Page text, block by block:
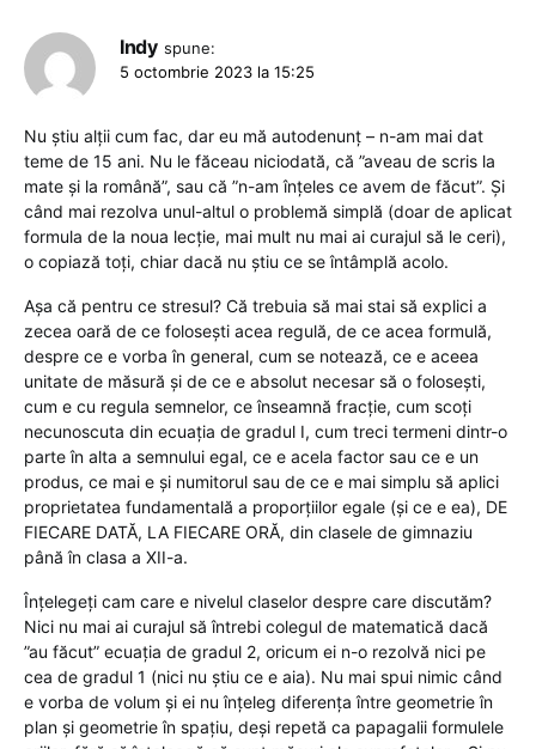
Indy spune:
5 octombrie 2023 la 15:25
Nu știu alții cum fac, dar eu mă autodenunț – n-am mai dat
teme de 15 ani. Nu le făceau niciodată, că ”aveau de scris la
mate și la română”, sau că ”n-am înțeles ce avem de făcut”. Și
când mai rezolva unul-altul o problemă simplă (doar de aplicat
formula de la noua lecție, mai mult nu mai ai curajul să le ceri),
o copiază toți, chiar dacă nu știu ce se întâmplă acolo.
Așa că pentru ce stresul? Că trebuia să mai stai să explici a
zecea oară de ce folosești acea regulă, de ce acea formulă,
despre ce e vorba în general, cum se notează, ce e aceea
unitate de măsură și de ce e absolut necesar să o folosești,
cum e cu regula semnelor, ce înseamnă fracție, cum scoți
necunoscuta din ecuația de gradul I, cum treci termeni dintr-o
parte în alta a semnului egal, ce e acela factor sau ce e un
produs, ce mai e și numitorul sau de ce e mai simplu să aplici
proprietatea fundamentală a proporțiilor egale (și ce e ea), DE
FIECARE DATĂ, LA FIECARE ORĂ, din clasele de gimnaziu
până în clasa a XII-a.
Înțelegeți cam care e nivelul claselor despre care discutăm?
Nici nu mai ai curajul să întrebi colegul de matematică dacă
”au făcut” ecuația de gradul 2, oricum ei n-o rezolvă nici pe
cea de gradul 1 (nici nu știu ce e aia). Nu mai spui nimic când
e vorba de volum și ei nu înțeleg diferența între geometrie în
plan și geometrie în spațiu, deși repetă ca papagalii formulele